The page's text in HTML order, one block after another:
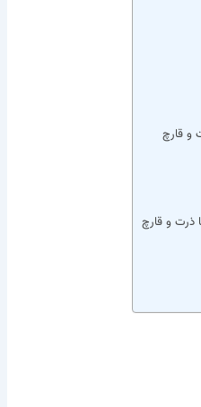
و قارچ
ذرت و قارچ